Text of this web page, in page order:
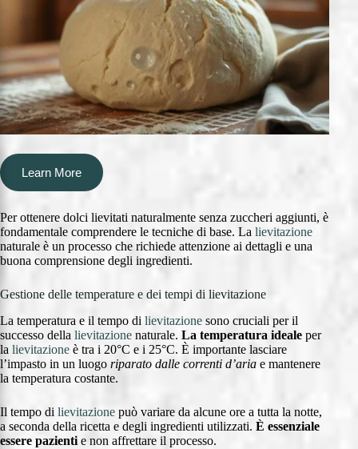
Learn More
Per ottenere dolci lievitati naturalmente senza zuccheri aggiunti, è
fondamentale comprendere le tecniche di base. La lievitazione
naturale è un processo che richiede attenzione ai dettagli e una
buona comprensione degli ingredienti.
Gestione delle temperature e dei tempi di lievitazione
La temperatura e il tempo di lievitazione sono cruciali per il
successo della lievitazione naturale. La temperatura ideale per
la lievitazione è tra i 20°C e i 25°C. È importante lasciare
l’impasto in un luogo riparato dalle correnti d’aria e mantenere
la temperatura costante.
Il tempo di lievitazione può variare da alcune ore a tutta la notte,
a seconda della ricetta e degli ingredienti utilizzati. È essenziale
essere pazienti e non affrettare il processo.